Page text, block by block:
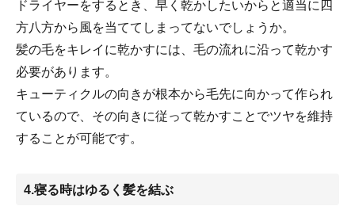
ドライヤーをするとき、早く乾かしたいからと適当に四
方八方から風を当ててしまってないでしょうか。
髪の毛をキレイに乾かすには、毛の流れに沿って乾かす
必要があります。
キューティクルの向きが根本から毛先に向かって作られ
ているので、その向きに従って乾かすことでツヤを維持
することが可能です。
4.寝る時はゆるく髪を結ぶ